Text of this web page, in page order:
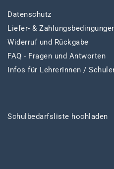
Datenschutz
Liefer- &
Widerruf und Rückgabe
FAQ - Fragen und Antworten
Infos für LehrerInnen /
Schulbedarfsliste hochladen